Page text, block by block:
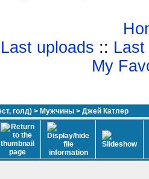
Last uploads ::
My
голд) > Мужчины > Джей Катлер